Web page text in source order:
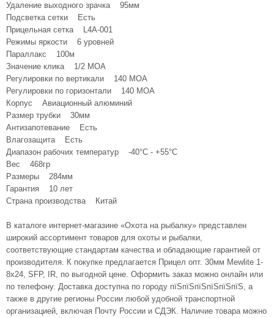
Удаление выходного зрачка 95мм
Подсветка сетки Есть
Прицельная сетка L4A-001
Режимы яркости 6 уровней
Параллакс 100м
Значение клика 1/2 MOA
Регулировки по вертикали 140 MOA
Регулировки по горизонтали 140 MOA
Корпус Авиационный алюминий
Размер трубки 30мм
Антизапотевание Есть
Влагозащита Есть
Диапазон рабочих температур -40°C - +55°C
Вес 468гр
Размеры 284мм
Гарантия 10 лет
Страна производства Китай
В каталоге интернет-магазине «Охота на рыбалку» представлен
широкий ассортимент товаров для охоты и рыбалки,
соответствующие стандартам качества и обладающие гарантией от
производителя. К покупке предлагается Прицел опт. 30мм Mewlite 1-
8x24, SFP, IR, по выгодной цене. Оформить заказ можно онлайн или
по телефону. Доставка доступна по городу пїЅпїЅпїЅпїЅпїЅпїЅ, а
также в другие регионы России любой удобной транспортной
организацией, включая Почту России и СДЭК. Наличие товара можно